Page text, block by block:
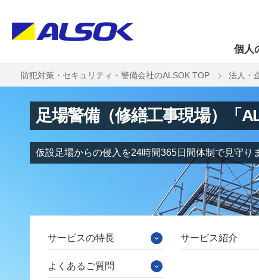
個人
防犯対策・セキュリティ・警備会社のALSOK TOP 法人・
足場警備（修繕工事現場）「
仮設足場からの侵入を24時間365日間体制で見守り
サービスの特長 サービス紹介
よくあるご質問